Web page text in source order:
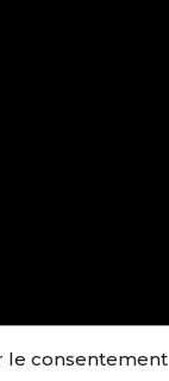
le consentement